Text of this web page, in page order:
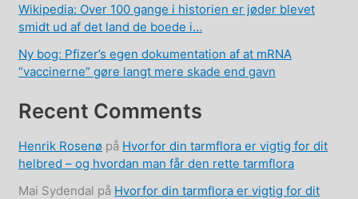
Wikipedia: Over 100 gange i historien er jøder blevet
smidt ud af det land de boede i…
Ny bog: Pfizer’s egen dokumentation af at mRNA
“vaccinerne” gøre langt mere skade end gavn
Recent Comments
Henrik Rosenø på Hvorfor din tarmflora er vigtig for dit
helbred – og hvordan man får den rette tarmflora
Mai Sydendal på Hvorfor din tarmflora er vigtig for dit